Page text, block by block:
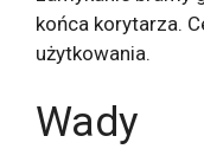
końca korytarza.
użytkowania.
Wady